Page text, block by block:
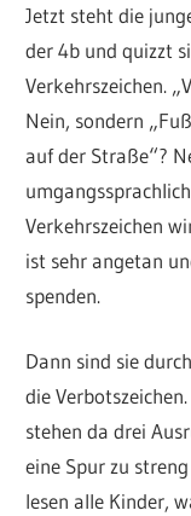
Jetzt steht die
der 4b und quizzt
Verkehrszeichen.
Nein, sondern
auf der Straße“?
Verkehrszeichen
ist sehr angetan
spenden.
Dann sind sie
die
stehen da drei
eine Spur zu
lesen alle Kinder,